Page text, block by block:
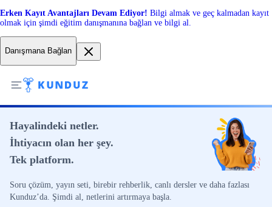
Erken Kayıt Avantajları Devam Ediyor! Bilgi almak ve geç kalmadan kayıt
olmak için şimdi eğitim danışmanına bağlan ve bilgi al.
Danışmana Bağlan
Hayalindeki netler.
İhtiyacın olan her şey.
Tek platform.
Soru çözüm, yayın seti, birebir rehberlik, canlı dersler ve daha fazlası
Kunduz’da. Şimdi al, netlerini artırmaya başla.